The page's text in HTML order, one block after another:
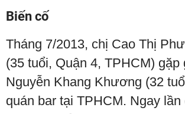
Biến cố
Tháng 7/2013, chị Cao Thị
(35 tuổi, Quận 4, TPHCM) gặp
Nguyễn Khang Khương (32
quán bar tại TPHCM. Ngay lần